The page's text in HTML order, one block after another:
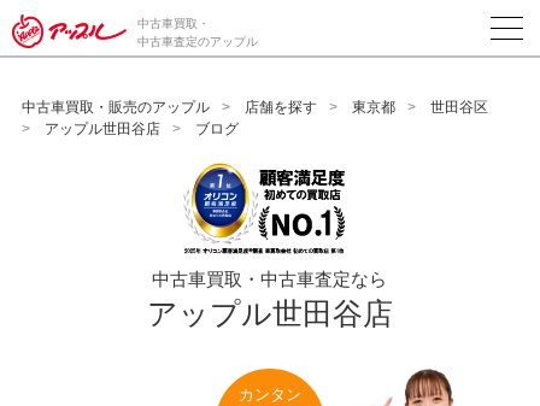
/*ABテスト_新規査定フォームの為のCVボタン*/
中古車買取・
中古車査定のアップル
中古車買取・販売のアップル 店舗を探す 東京都
世田谷区
アップル世田谷店
ブログ
中古車買取・中古車査定なら
アップル世田谷店
カンタン